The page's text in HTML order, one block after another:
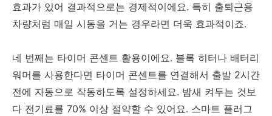
효과가 있어 결과적으로는 경제적이에요. 특히 출퇴근용
차량처럼 매일 시동을 거는 경우라면 더욱 효과적이죠.
네 번째는 타이머 콘센트 활용이에요. 블록 히터나 배터리
워머를 사용한다면 타이머 콘센트를 연결해서 출발 2시간
전에 자동으로 작동하도록 설정하세요. 밤새 켜두는 것보
다 전기료를 70% 이상 절약할 수 있어요. 스마트 플러그